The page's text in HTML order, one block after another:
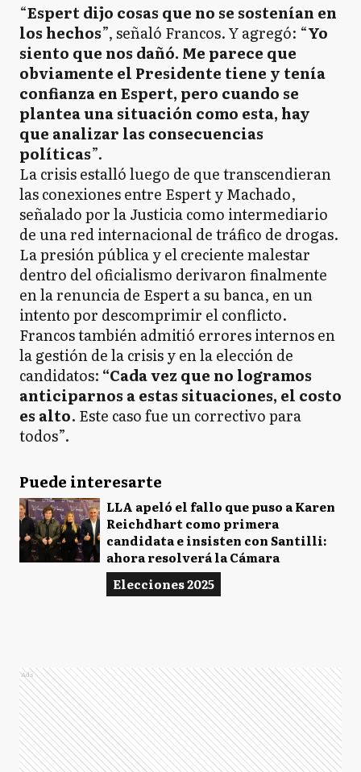
“Espert dijo cosas que no se sostenían en
los hechos”, señaló Francos. Y agregó: “Yo
siento que nos dañó. Me parece que
obviamente el Presidente tiene y tenía
confianza en Espert, pero cuando se
plantea una situación como esta, hay
que analizar las consecuencias
políticas”.
La crisis estalló luego de que transcendieran
las conexiones entre Espert y Machado,
señalado por la Justicia como intermediario
de una red internacional de tráfico de drogas.
La presión pública y el creciente malestar
dentro del oficialismo derivaron finalmente
en la renuncia de Espert a su banca, en un
intento por descomprimir el conflicto.
Francos también admitió errores internos en
la gestión de la crisis y en la elección de
candidatos: “Cada vez que no logramos
anticiparnos a estas situaciones, el costo
es alto. Este caso fue un correctivo para
todos”.
Puede interesarte
LLA apeló el fallo que puso a Karen
Reichdhart como primera
candidata e insisten con Santilli:
ahora resolverá la Cámara
Elecciones 2025
Ads